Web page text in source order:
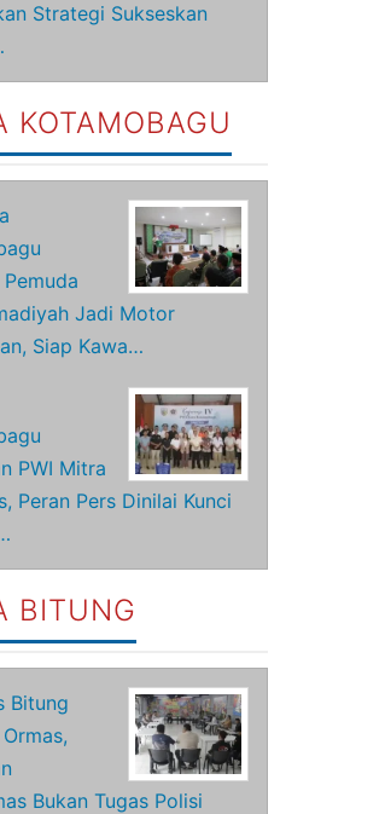
Strategi Sukseskan
KOTAMOBAGU
Jadi Motor
Siap Kawa…
PWI Mitra
Peran Pers Dinilai Kunci
BITUNG
Bitung
Bukan Tugas Polisi